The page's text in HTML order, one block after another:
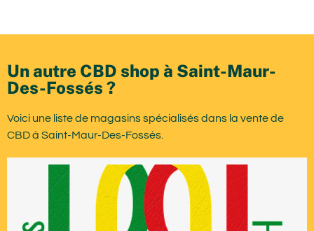
Un autre CBD shop à Saint-Maur-
Des-Fossés ?
Voici une liste de magasins spécialisés dans la vente de
CBD à Saint-Maur-Des-Fossés.